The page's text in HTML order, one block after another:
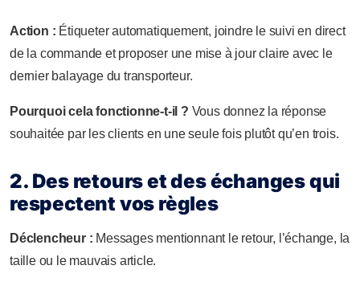
Action : Étiqueter automatiquement, joindre le suivi en direct
de la commande et proposer une mise à jour claire avec le
dernier balayage du transporteur.
Pourquoi cela fonctionne-t-il ? Vous donnez la réponse
souhaitée par les clients en une seule fois plutôt qu’en trois.
2. Des retours et des échanges qui
respectent vos règles
Déclencheur : Messages mentionnant le retour, l’échange, la
taille ou le mauvais article.